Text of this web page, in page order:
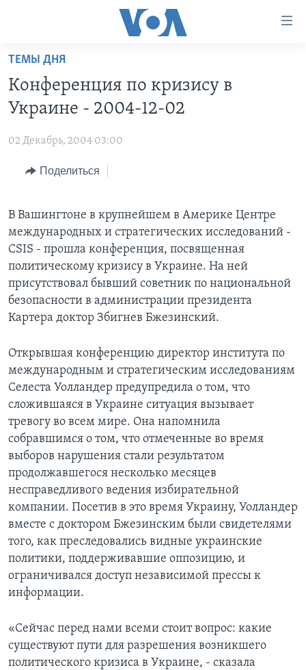
Перейти
основной
контент
Перейти
навигации
ГЛАВНОЕ
ПРОГРАММЫ
НОВОСТИ ЗА МИНУТУ
ИТОГИ
ДИСКУССИЯ VOA
ДЕТАЛИ
НЬЮ-ЙОРК NEW YORK
ПРОЕКТЫ
УЧИМ АНГЛИЙСКИЙ
НАША АМЕРИКАНСКАЯ ИСТОРИЯ
АРТЕФАКТЫ
АМЕРИКАНСКИЕ ГОРОДКИ
ТЕСТЫ
ЭКСПЕРТИЗА
ИНТЕРВЬЮ
ЗА СВОБОДУ ПРЕССЫ
УЧИМ АНГЛИЙСКИЙ
ВИДЕО
ПОДПИСКА НА НОВОСТИ
СОЦИАЛЬНЫЕ СЕТИ
Языки
ТЕМЫ ДНЯ
Конференция по кризису в
Украине - 2004-12-02
02 Декабрь, 2004 03:00
Поделиться
В Вашингтоне в крупнейшем в Америке Центре
международных и стратегических исследований -
CSIS - прошла конференция, посвященная
политическому кризису в Украине. На ней
присутствовал бывший советник по национальной
безопасности в администрации президента
Картера доктор Збигнев Бжезинский.
Открывшая конференцию директор института по
международным и стратегическим исследованиям
Селеста Уолландер предупредила о том, что
сложившаяся в Украине ситуация вызывает
тревогу во всем мире. Она напомнила
собравшимся о том, что отмеченные во время
выборов нарушения стали результатом
продолжавшегося несколько месяцев
несправедливого ведения избирательной
компании. Посетив в это время Украину, Уолландер
вместе с доктором Бжезинским были свидетелями
того, как преследовались видные украинские
политики, поддерживавшие оппозицию, и
ограничивался доступ независимой прессы к
информации.
«Сейчас перед нами всеми стоит вопрос: какие
существуют пути для разрешения возникшего
политического кризиса в Украине, - сказала